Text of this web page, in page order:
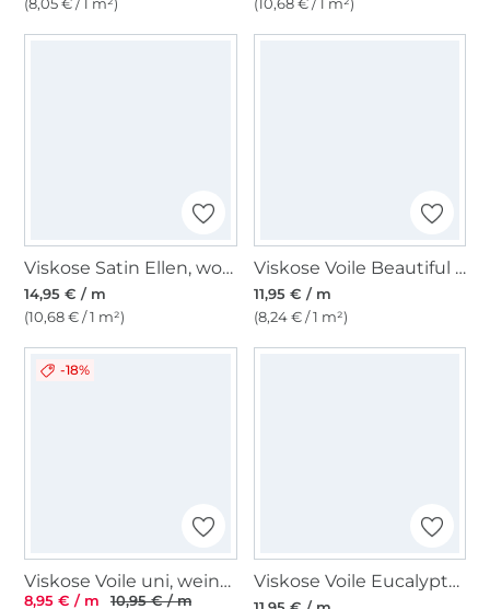
Viskose Satin Ellen, wollweiß
14,95 € / m
(10,68 € / 1 m²)
Viskose Voile Beautiful Eukalyptus, schwarz
11,95 € / m
(8,24 € / 1 m²)
-18%
Viskose Voile uni, weinrot
8,95 € / m
10,95 € / m
Viskose Voile Eucalyptus Leaves, weiß